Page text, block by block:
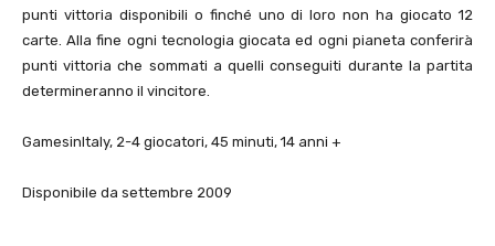
punti vittoria disponibili o finché uno di loro non ha giocato 12
carte. Alla fine ogni tecnologia giocata ed ogni pianeta conferirà
punti vittoria che sommati a quelli conseguiti durante la partita
determineranno il vincitore.
GamesinItaly, 2-4 giocatori, 45 minuti, 14 anni +
Disponibile da settembre 2009